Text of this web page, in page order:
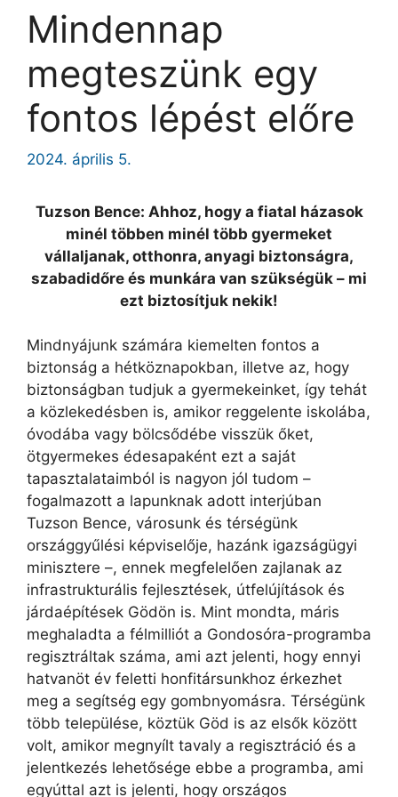
Mindennap
megteszünk egy
fontos lépést előre
2024. április 5.
Tuzson Bence: Ahhoz, hogy a fiatal házasok
minél többen minél több gyermeket
vállaljanak, otthonra, anyagi biztonságra,
szabadidőre és munkára van szükségük – mi
ezt biztosítjuk nekik!
Mindnyájunk számára kiemelten fontos a
biztonság a hétköznapokban, illetve az, hogy
biztonságban tudjuk a gyermekeinket, így tehát
a közlekedésben is, amikor reggelente iskolába,
óvodába vagy bölcsődébe visszük őket,
ötgyermekes édesapaként ezt a saját
tapasztalataimból is nagyon jól tudom –
fogalmazott a lapunknak adott interjúban
Tuzson Bence, városunk és térségünk
országgyűlési képviselője, hazánk igazságügyi
minisztere –, ennek megfelelően zajlanak az
infrastrukturális fejlesztések, útfelújítások és
járdaépítések Gödön is. Mint mondta, máris
meghaladta a félmilliót a Gondosóra-programba
regisztráltak száma, ami azt jelenti, hogy ennyi
hatvanöt év feletti honfitársunkhoz érkezhet
meg a segítség egy gombnyomásra. Térségünk
több települése, köztük Göd is az elsők között
volt, amikor megnyílt tavaly a regisztráció és a
jelentkezés lehetősége ebbe a programba, ami
egyúttal azt is jelenti, hogy országos